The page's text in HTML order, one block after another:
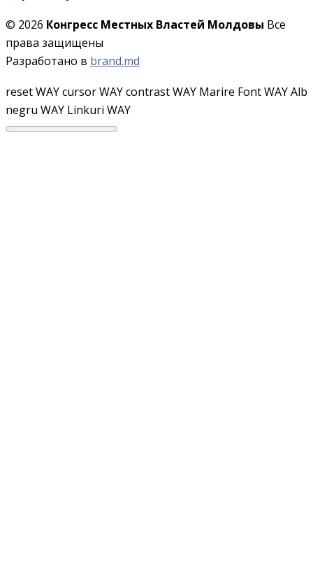
© 2026 Конгресс Местных Властей Молдовы Все
права защищены
Разработано в brand.md
reset WAYcursor WAYcontrast WAY Marire Font WAYAlb
negru WAY Linkuri WAY